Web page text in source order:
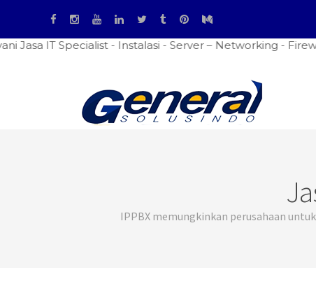
Specialist - Instalasi - Server – Networking - Firewall
IPPBX memungkinkan perusahaan